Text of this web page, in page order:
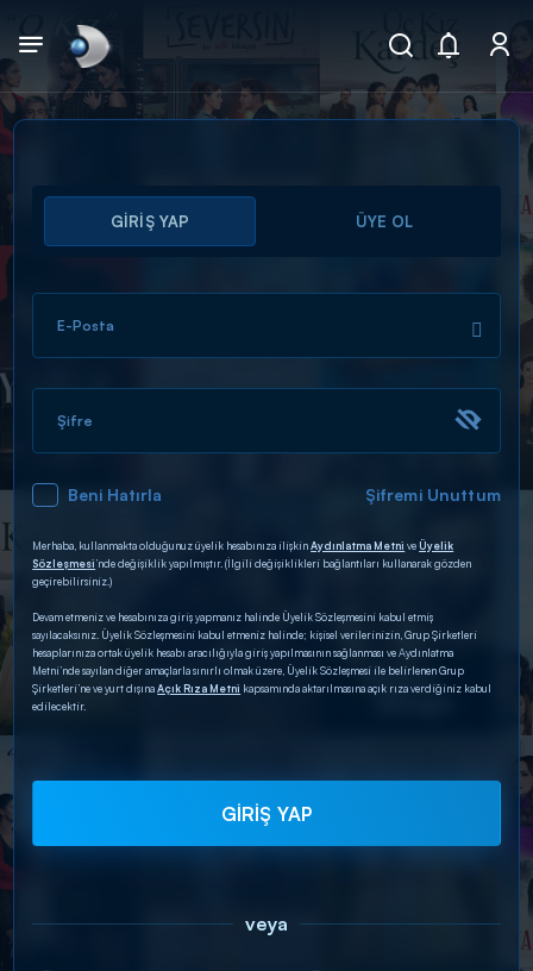
Arama
ARAMA SONUÇLARI
DİĞER SONUÇLAR
GİRİŞ YAP ÜYE OL
E-Posta
Şifre
Beni Hatırla Şifremi Unuttum
Merhaba, kullanmakta olduğunuz üyelik hesabınıza ilişkinAydınlatma Metni veÜyelik
Sözleşmesi’nde değişiklik yapılmıştır. (İlgili değişiklikleri bağlantıları kullanarak gözden
geçirebilirsiniz.)
Devam etmeniz ve hesabınıza giriş yapmanız halinde Üyelik Sözleşmesini kabul etmiş
sayılacaksınız. Üyelik Sözleşmesini kabul etmeniz halinde; kişisel verilerinizin, Grup Şirketleri
hesaplarınıza ortak üyelik hesabı aracılığıyla giriş yapılmasının sağlanması ve Aydınlatma
Metni’nde sayılan diğer amaçlarla sınırlı olmak üzere, Üyelik Sözleşmesi ile belirlenen Grup
Şirketleri’ne ve yurt dışınaAçık Rıza Metni kapsamında aktarılmasına açık rıza verdiğiniz kabul
edilecektir.
GİRİŞ YAP
veya